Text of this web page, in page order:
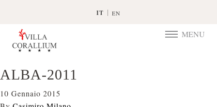
IT EN
TOGGLE
MENU
ALBA-2011
10 Gennaio 2015